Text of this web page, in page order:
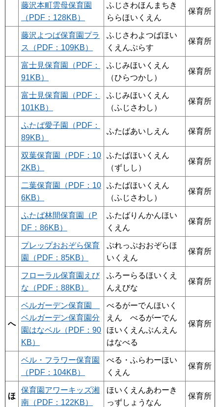
藤沢本町雲母保育園
（PDF：128KB）
ふじさわほんまちき
ららほいくえん
保育所
藤沢よつば保育園プラ
ス（PDF：109KB）
ふじさわよつばほい
くえんぷらす
保育所
富士見保育園（PDF：
91KB）
ふじみほいくえん
（ひらつかし）
保育所
富士見保育園（PDF：
101KB）
ふじみほいくえん
（ふじさわし）
保育所
ふたば愛子園（PDF：
89KB）
ふたばあいしえん 保育所
双葉保育園（PDF：10
2KB）
ふたばほいくえん
（ずしし）
保育所
二葉保育園（PDF：10
6KB）
ふたばほいくえん
（ふじさわし）
保育所
ふたば林間保育園（P
DF：86KB）
ふたばりんかんほい
くえん
保育所
プレップおおぞら保育
園（PDF：85KB）
ぷれっぷおおぞらほ
いくえん
保育所
フローラル保育園えび
な（PDF：88KB）
ふろーらるほいくえ
んえびな
保育所
へ
ベルガーデン保育園
ベルガーデン保育園分
園はなベル（PDF：90
KB）
べるがーでんほいく
えん べるがーでん
ほいくえんぶんえん
はなべる
保育所
ベル・フラワー保育園
（PDF：104KB）
べる・ふらわーほい
くえん
保育所
ほ
保育園アワーキッズ湘
南（PDF：122KB）
ほいくえんあわーき
っずしょうなん
保育所